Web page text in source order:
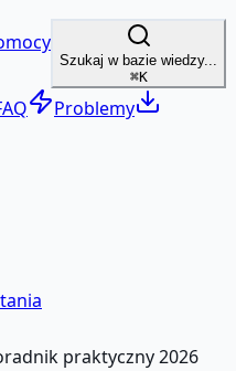
Szukaj w bazie wiedzy...
⌘K
Problemy
praktyczny 2026